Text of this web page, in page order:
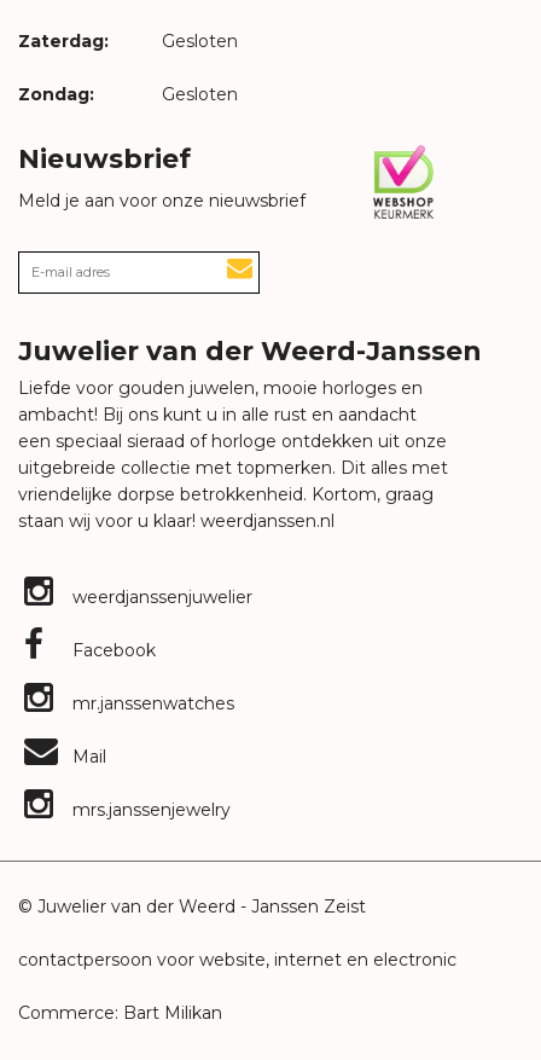
Zaterdag: Gesloten
Zondag: Gesloten
Nieuwsbrief
Meld je aan voor onze nieuwsbrief
Juwelier van der Weerd-Janssen
Liefde voor gouden juwelen, mooie horloges en
ambacht! Bij ons kunt u in alle rust en aandacht
een speciaal sieraad of horloge ontdekken uit onze
uitgebreide collectie met topmerken. Dit alles met
vriendelijke dorpse betrokkenheid. Kortom, graag
staan wij voor u klaar! weerdjanssen.nl
weerdjanssenjuwelier
Facebook
mr.janssenwatches
Mail
mrs.janssenjewelry
© Juwelier van der Weerd - Janssen Zeist
contactpersoon voor website, internet en electronic
Commerce: Bart Milikan